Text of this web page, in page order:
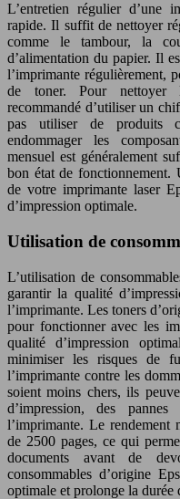
L’entretien régulier d’une
rapide. Il suffit de nettoyer
comme le tambour, la
d’alimentation du papier. Il
l’imprimante régulièrement,
de toner. Pour nettoyer
recommandé d’utiliser un
pas utiliser de produits
endommager les
mensuel est généralement
bon état de fonctionnement.
de votre imprimante laser
d’impression optimale.
Utilisation de
L’utilisation de
garantir la qualité
l’imprimante. Les toners
pour fonctionner avec les
qualité d’impression
minimiser les risques de
l’imprimante contre les
soient moins chers, ils
d’impression, des
l’imprimante. Le rendement
de 2500 pages, ce qui
documents avant de
consommables d’origine
optimale et prolonge la